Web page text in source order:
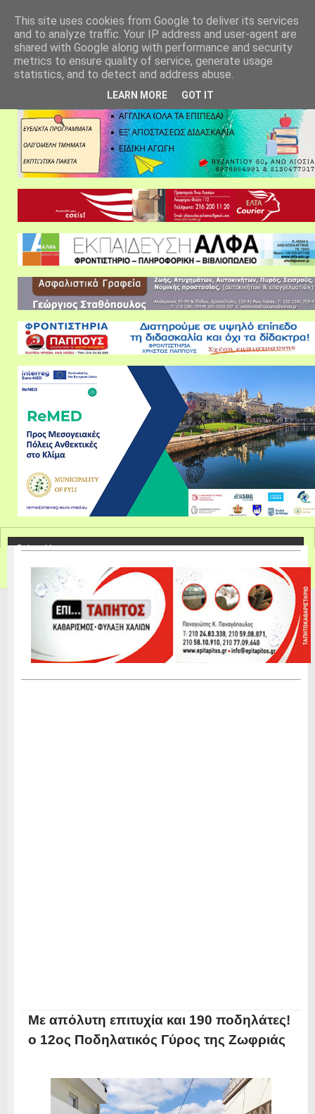
Με απόλυτη επιτυχία και 190 ποδηλάτες!
ο 12ος Ποδηλατικός Γύρος της Ζωφριάς
This site uses cookies from Google to deliver its services
and to analyze traffic. Your IP address and user-agent are
shared with Google along with performance and security
metrics to ensure quality of service, generate usage
statistics, and to detect and address abuse.
LEARN MORE GOT IT